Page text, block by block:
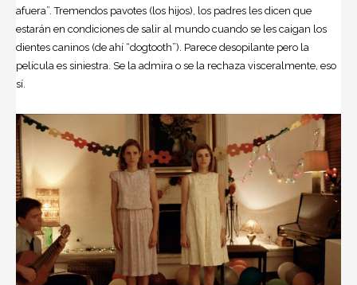
afuera”. Tremendos pavotes (los hijos), los padres les dicen que
estarán en condiciones de salir al mundo cuando se les caigan los
dientes caninos (de ahí “dogtooth”). Parece desopilante pero la
película es siniestra. Se la admira o se la rechaza visceralmente, eso
sí.